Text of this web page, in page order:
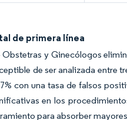
de primera línea
y Ginecólogos
de ser analizada entre
con una tasa de falsos
en los
para absorber